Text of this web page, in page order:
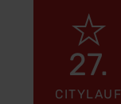
27.
CITYLAUF